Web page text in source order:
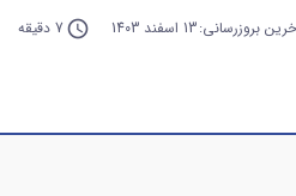
بروزرسانی:13 اسفند 1403 query_builder 7 دقیقه